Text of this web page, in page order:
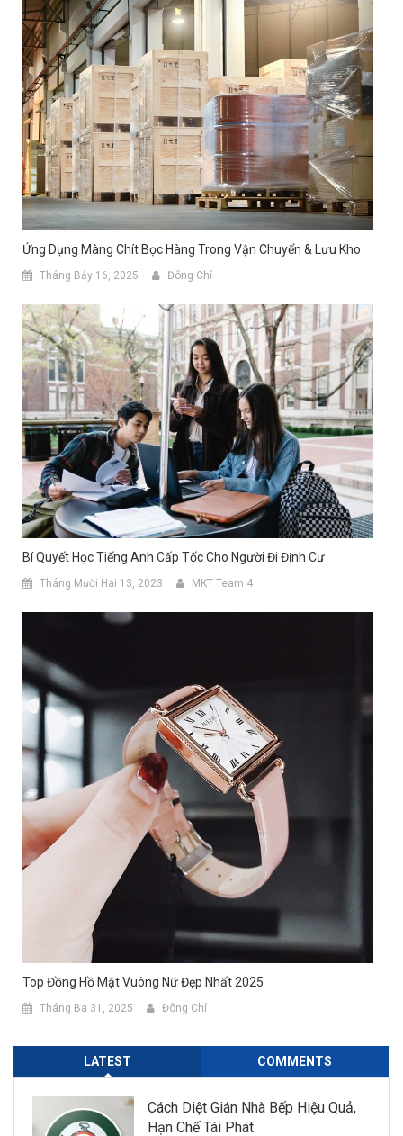
Ứng Dụng Màng Chít Bọc Hàng Trong Vận Chuyển & Lưu Kho
Tháng Bảy 16, 2025 Đông Chí
Bí Quyết Học Tiếng Anh Cấp Tốc Cho Người Đi Định Cư
Tháng Mười Hai 13, 2023 MKT Team 4
Top Đồng Hồ Mặt Vuông Nữ Đẹp Nhất 2025
Tháng Ba 31, 2025 Đông Chí
LATEST COMMENTS
Cách Diệt Gián Nhà Bếp Hiệu Quả,
Hạn Chế Tái Phát